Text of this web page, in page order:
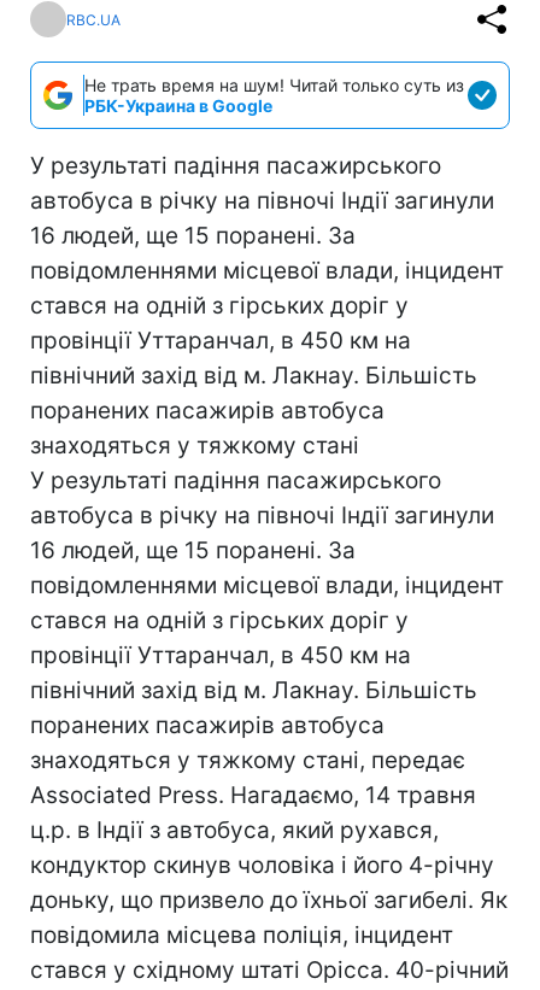
RBC.UA
Не трать время на шум! Читай только суть из
РБК-Украина в Google
У результаті падіння пасажирського
автобуса в річку на півночі Індії загинули
16 людей, ще 15 поранені. За
повідомленнями місцевої влади, інцидент
стався на одній з гірських доріг у
провінції Уттаранчал, в 450 км на
північний захід від м. Лакнау. Більшість
поранених пасажирів автобуса
знаходяться у тяжкому стані
У результаті падіння пасажирського
автобуса в річку на півночі Індії загинули
16 людей, ще 15 поранені. За
повідомленнями місцевої влади, інцидент
стався на одній з гірських доріг у
провінції Уттаранчал, в 450 км на
північний захід від м. Лакнау. Більшість
поранених пасажирів автобуса
знаходяться у тяжкому стані, передає
Associated Press. Нагадаємо, 14 травня
ц.р. в Індії з автобуса, який рухався,
кондуктор скинув чоловіка і його 4-річну
доньку, що призвело до їхньої загибелі. Як
повідомила місцева поліція, інцидент
стався у східному штаті Орісса. 40-річний